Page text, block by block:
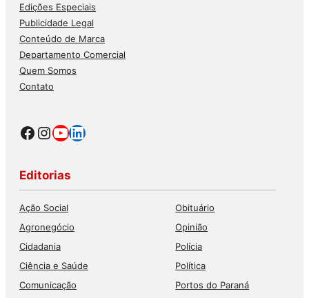
Edições Especiais
Publicidade Legal
Conteúdo de Marca
Departamento Comercial
Quem Somos
Contato
Facebook
Instagram
Youtube
LinkedIn
Editorias
Ação Social
Agronegócio
Cidadania
Ciência e Saúde
Comunicação
Obituário
Opinião
Polícia
Política
Portos do Paraná